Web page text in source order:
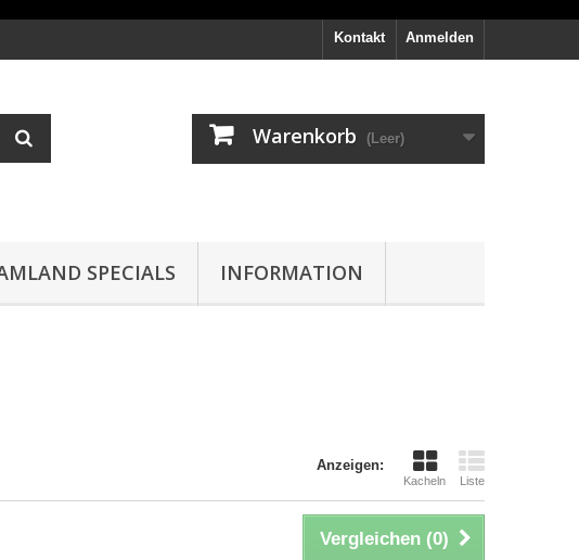
Anmelden
Kontakt
Warenkorb (Leer)
SPECIALS INFORMATION
Anzeigen:
Kacheln Liste
Vergleichen (0)